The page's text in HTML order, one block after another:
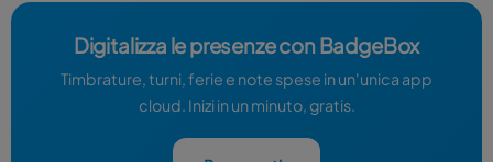
Digitalizza le presenze con BadgeBox
Timbrature, turni, ferie e note spese in un'unica app
cloud. Inizi in un minuto, gratis.